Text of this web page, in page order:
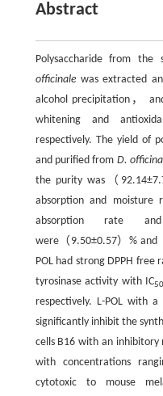
Abstract
Polysaccharide from
officinalewas extracted
alcohol precipitation，
whitening and
respectively. The yield of
and purified from D.
the purity was（
absorption and
absorption rate
were（9.50±0.57）% and
POL had strong DPPH free
tyrosinase activity with IC50
respectively. L-POL with
significantly inhibit the
cells B16 with an inhibitory
with concentrations
cytotoxic to mouse